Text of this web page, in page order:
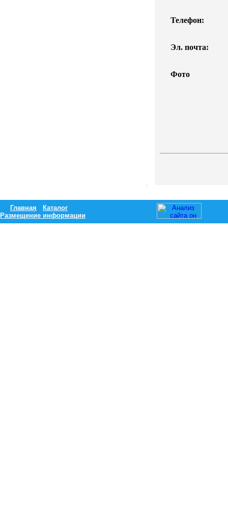
Телефон:
Эл. почта:
Фото
Главная
Каталог
Размещение информации